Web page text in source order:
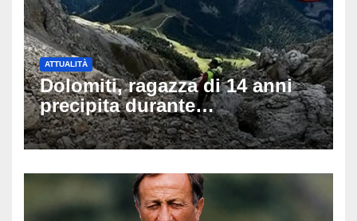
ATTUALITÀ
Dolomiti, ragazza di 14 anni
precipita durante
un’escursione: tragedia sul
Latemar davanti alla famiglia